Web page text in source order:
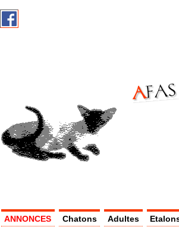
AF
AS -
ANNONCES Chatons Adultes